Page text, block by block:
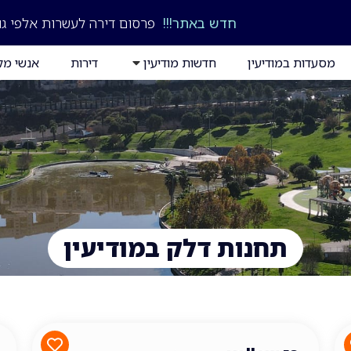
חדש באתר!!! פרסום דירה לעשרות אלפי
מסעדות במודיעין חדשות מודיעין דירות אנשי
תחנות דלק במודיעין